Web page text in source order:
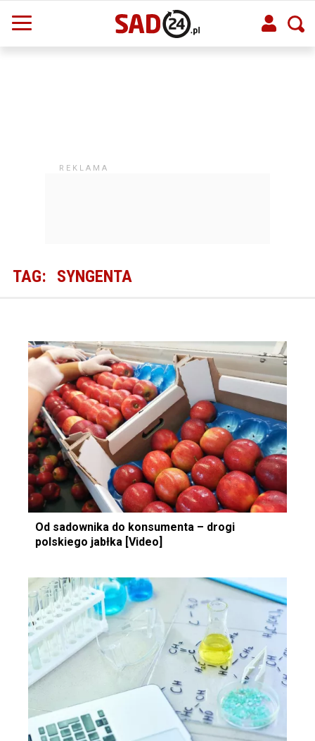
TAG: SYNGENTA
Od sadownika do konsumenta – drogi
polskiego jabłka [Video]